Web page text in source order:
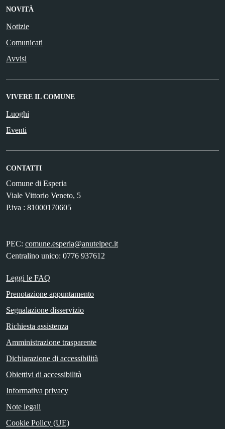
NOVITÀ
Notizie
Comunicati
Avvisi
VIVERE IL COMUNE
Luoghi
Eventi
CONTATTI
Comune di Esperia
Viale Vittorio Veneto, 5
P.iva : 81000170605
PEC: comune.esperia@anutelpec.it
Centralino unico: 0776 937612
Leggi le FAQ
Prenotazione appuntamento
Segnalazione disservizio
Richiesta assistenza
Amministrazione trasparente
Dichiarazione di accessibilità
Obiettivi di accessibilità
Informativa privacy
Note legali
Cookie Policy (UE)